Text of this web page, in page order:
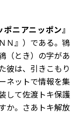
ニアニッポン』
Ｎ』）である。鴇
（とき）の字があ
彼は、引きこもり
ネットで情報を集
して佐渡トキ保護
か。さあトキ解放